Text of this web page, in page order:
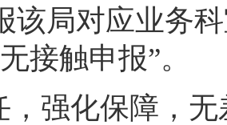
该局对应业务
接触申报”。
，强化保障，